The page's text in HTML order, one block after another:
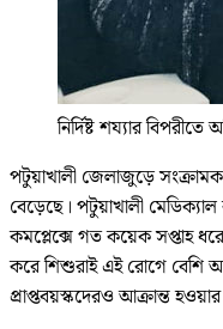
নির্দিষ্ট শয্যার বিপরীতে
পটুয়াখালী জেলাজুড়ে সংক্রামক
বেড়েছে। পটুয়াখালী
কমপ্লেক্সে গত কয়েক সপ্তাহ
করে শিশুরাই এই রোগে বেশি
প্রাপ্তবয়স্কদেরও আক্রান্ত